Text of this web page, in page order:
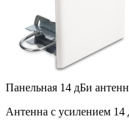
Панельная 14 дБи
Антенна c усилением 14